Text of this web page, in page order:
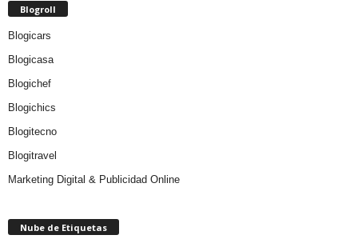
Blogroll
Blogicars
Blogicasa
Blogichef
Blogichics
Blogitecno
Blogitravel
Marketing Digital & Publicidad Online
Nube de Etiquetas